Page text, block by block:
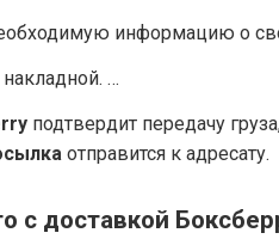
информацию о
…
подтвердит передачу
отправится к адресату.
с доставкой